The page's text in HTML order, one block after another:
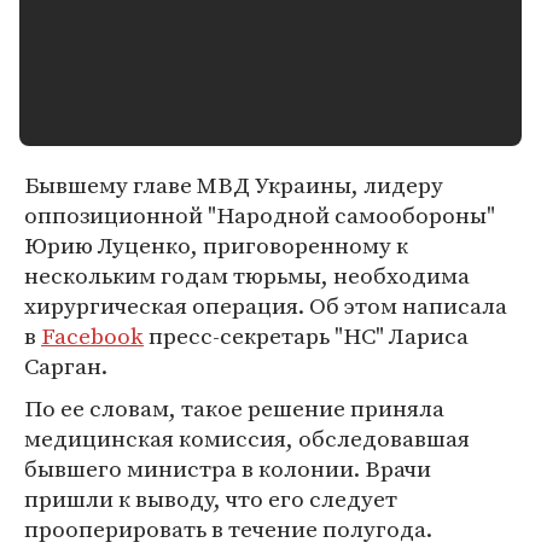
Бывшему главе МВД Украины, лидеру
оппозиционной "Народной самообороны"
Юрию Луценко, приговоренному к
нескольким годам тюрьмы, необходима
хирургическая операция. Об этом написала
в Facebookпресс-секретарь "НС" Лариса
Сарган.
По ее словам, такое решение приняла
медицинская комиссия, обследовавшая
бывшего министра в колонии. Врачи
пришли к выводу, что его следует
прооперировать в течение полугода.